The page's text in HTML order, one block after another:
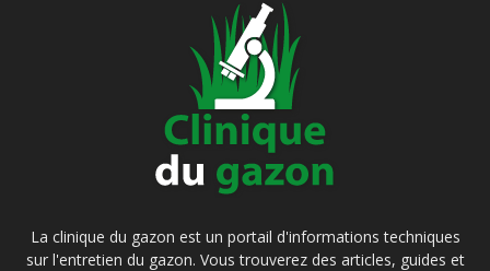
La clinique du gazon est un portail d'informations techniques
sur l'entretien du gazon. Vous trouverez des articles, guides et